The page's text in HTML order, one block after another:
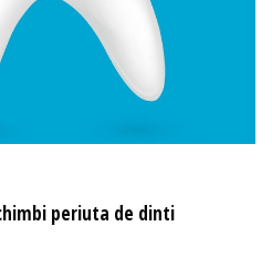
periuta de dinti